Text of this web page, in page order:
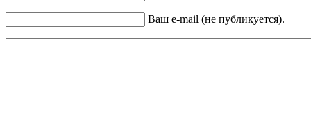
Ваш e-mail (не публикуется).